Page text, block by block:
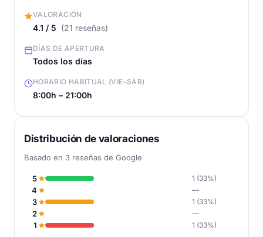
VALORACIÓN
4.1 / 5 (21 reseñas)
DÍAS DE APERTURA
Todos los días
HORARIO HABITUAL (VIE–SÁB)
8:00h – 21:00h
Distribución de valoraciones
Basado en 3 reseñas de Google
5 1 (33%)
4 —
3 1 (33%)
2 —
1 1 (33%)